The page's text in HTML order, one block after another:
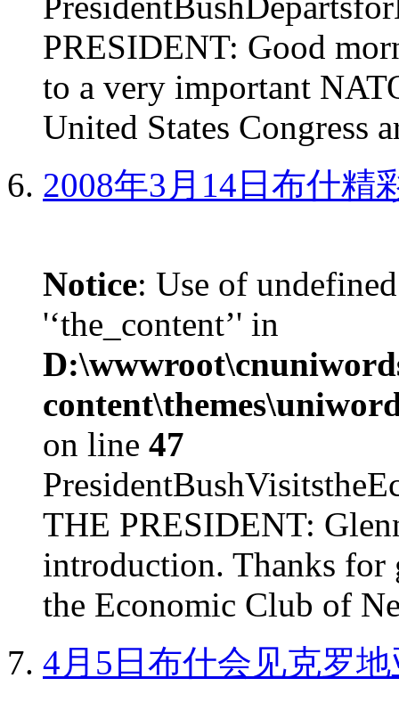
PRESIDENT: Good
to a very important
United States Congress
2008年3月14日布什精
Notice: Use of
'‘the_content’' in
on line 47
THE PRESIDENT:
introduction. Thanks for
the Economic Club of
4月5日布什会见克罗